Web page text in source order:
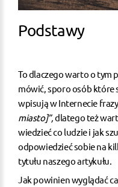
Podstawy
To dlaczego warto o tym
mówić, sporo osób które
wpisują w Internecie frazy
miasto]”, dlatego też
wiedzieć co ludzie i jak
odpowiedzieć sobie na
tytułu naszego artykułu.
Jak powinien wyglądać